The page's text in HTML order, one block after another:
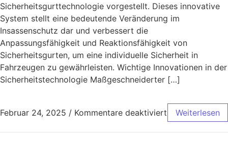
Sicherheitsgurttechnologie vorgestellt. Dieses innovative
System stellt eine bedeutende Veränderung im
Insassenschutz dar und verbessert die
Anpassungsfähigkeit und Reaktionsfähigkeit von
Sicherheitsgurten, um eine individuelle Sicherheit in
Fahrzeugen zu gewährleisten. Wichtige Innovationen in der
Sicherheitstechnologie Maßgeschneiderter […]
Februar 24, 2025 / Kommentare deaktiviert Weiterlesen